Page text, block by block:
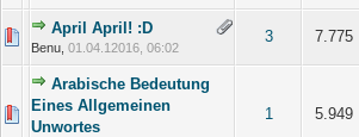
April April! :D
Benu, 01.04.12016, 06:02
3 7.775
Arabische Bedeutung
Eines Allgemeinen
Unwortes
1 5.949